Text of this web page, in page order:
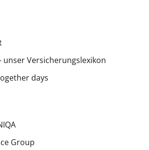
unser Versicherungslexikon
days
Group